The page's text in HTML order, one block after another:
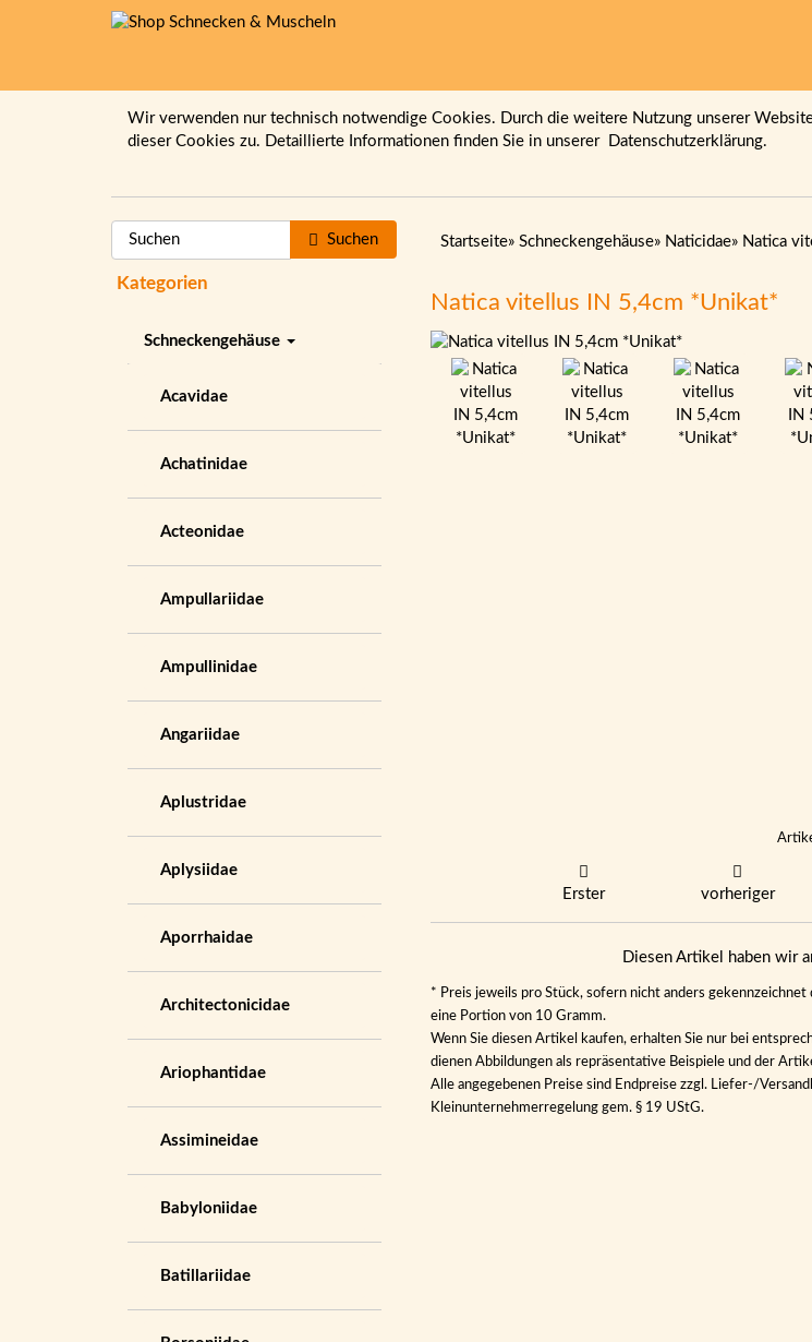
Wir verwenden nur technisch notwendige Cookies. Durch die weitere Nutzung unserer
dieser Cookies zu. Detaillierte Informationen finden Sie in unserer Datenschutzerklärung.
Suchen
Kategorien
Schneckengehäuse
Acavidae
Achatinidae
Acteonidae
Ampullariidae
Ampullinidae
Angariidae
Aplustridae
Aplysiidae
Aporrhaidae
Architectonicidae
Ariophantidae
Assimineidae
Babyloniidae
Batillariidae
Startseite» Schneckengehäuse» Naticidae» Natica
Natica vitellus IN 5,4cm *Unikat*
Erster vorheriger
Diesen Artikel haben wir
* Preis jeweils pro Stück, sofern nicht anders
eine Portion von 10 Gramm.
Wenn Sie diesen Artikel kaufen, erhalten Sie nur bei
dienen Abbildungen als repräsentative Beispiele und der
Alle angegebenen Preise sind Endpreise zzgl. Liefer-/
Kleinunternehmerregelung gem. § 19 UStG.